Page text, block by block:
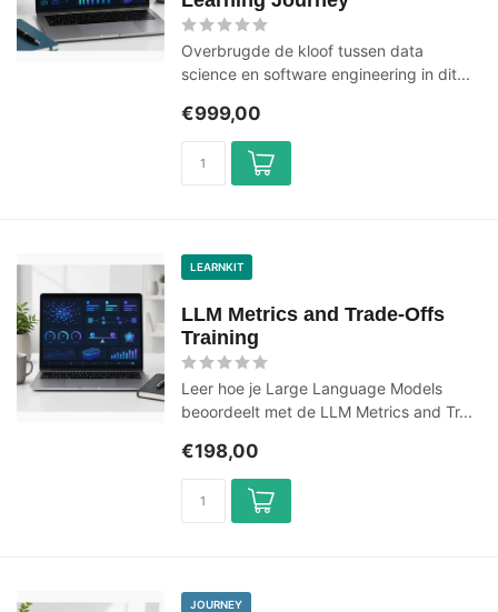
Overbrugde de kloof tussen data
science en software engineering in dit...
€999,00
LEARNKIT
LLM Metrics and Trade-Offs
Training
Leer hoe je Large Language Models
beoordeelt met de LLM Metrics and Tr...
€198,00
JOURNEY